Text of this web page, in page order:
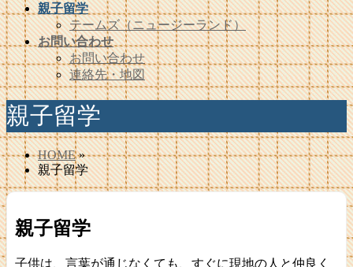
親子留学
テームズ（ニュージーランド）
お問い合わせ
お問い合わせ
連絡先・地図
親子留学
HOME»
親子留学
親子留学
子供は、言葉が通じなくても、すぐに現地の人と仲良く